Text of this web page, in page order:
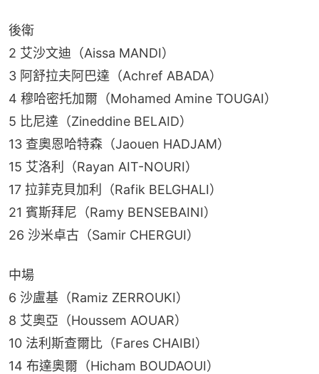
後衛
2 艾沙文迪（Aissa MANDI）
3 阿舒拉夫阿巴達（Achref ABADA）
4 穆哈密托加爾（Mohamed Amine TOUGAI）
5 比尼達（Zineddine BELAID）
13 查奧恩哈特森（Jaouen HADJAM）
15 艾洛利（Rayan AIT-NOURI）
17 拉菲克貝加利（Rafik BELGHALI）
21 賓斯拜尼（Ramy BENSEBAINI）
26 沙米卓古（Samir CHERGUI）
中場
6 沙盧基（Ramiz ZERROUKI）
8 艾奧亞（Houssem AOUAR）
10 法利斯查爾比（Fares CHAIBI）
14 布達奧爾（Hicham BOUDAOUI）